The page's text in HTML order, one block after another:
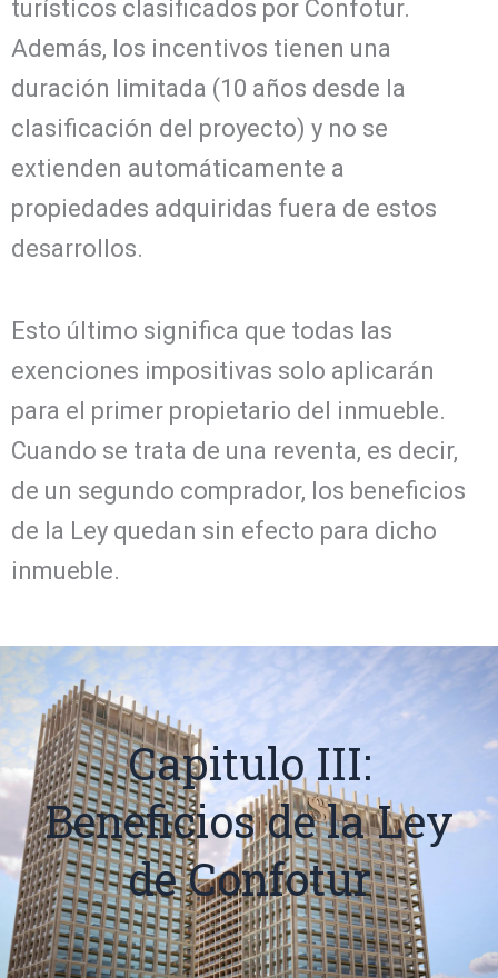
turísticos clasificados por Confotur.
Además, los incentivos tienen una
duración limitada (10 años desde la
clasificación del proyecto) y no se
extienden automáticamente a
propiedades adquiridas fuera de estos
desarrollos.
Esto último significa que todas las
exenciones impositivas solo aplicarán
para el primer propietario del inmueble.
Cuando se trata de una reventa, es decir,
de un segundo comprador, los beneficios
de la Ley quedan sin efecto para dicho
inmueble.
Capitulo III:
Beneficios de la Ley
de Confotur